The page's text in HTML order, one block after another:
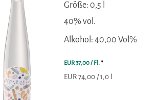
Größe: 0,5 l
40% vol.
Alkohol: 40,00 Vol%
EUR 37,00/ Fl.*
EUR 74,00 / 1,0 l